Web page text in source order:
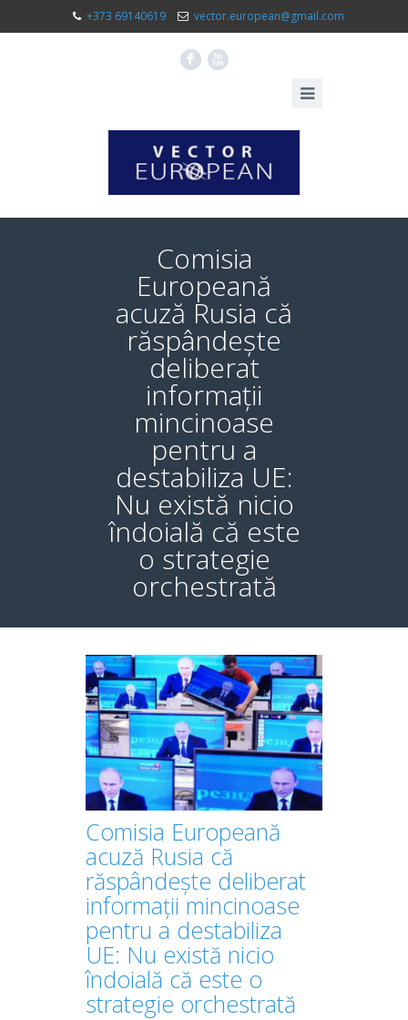
+373 69140619 vector.european@gmail.com
F X
Comisia
Europeană
acuză Rusia că
răspândește
deliberat
informații
mincinoase
pentru a
destabiliza UE:
Nu există nicio
îndoială că este
o strategie
orchestrată
Comisia Europeană
acuză Rusia că
răspândește deliberat
informații mincinoase
pentru a destabiliza
UE: Nu există nicio
îndoială că este o
strategie orchestrată